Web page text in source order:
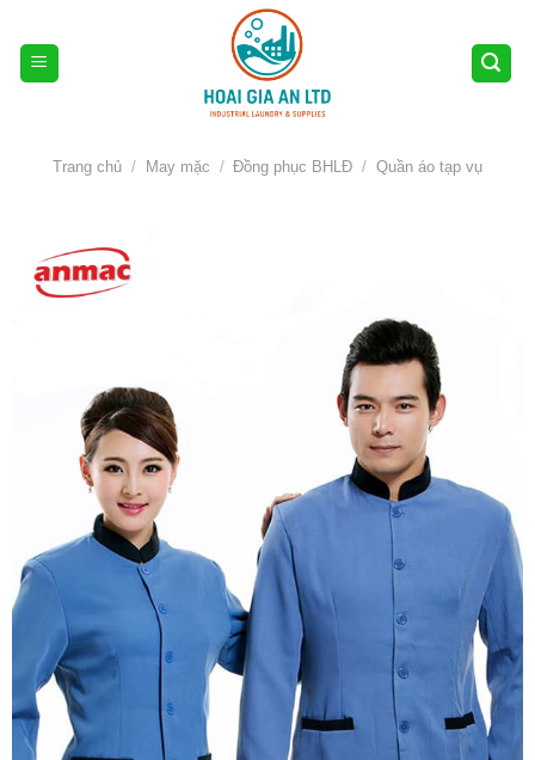
content
Trang chủ / May mặc / Đồng phục BHLĐ / Quần áo tạp vụ